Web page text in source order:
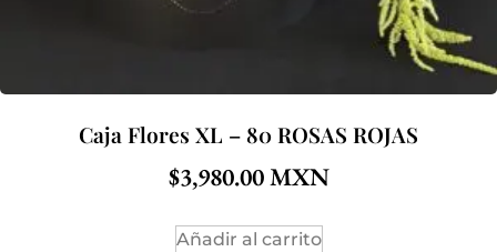
Caja Flores XL – 80 ROSAS ROJAS
$3,980.00
Añadir al carrito